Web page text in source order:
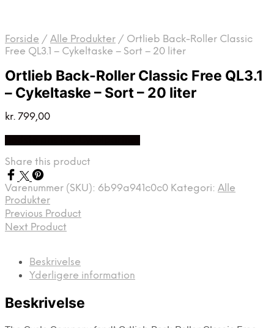
Forside / Alle Produkter / Ortlieb Back-Roller Classic
Free QL3.1 – Cykeltaske – Sort – 20 liter
Ortlieb Back-Roller Classic Free QL3.1
– Cykeltaske – Sort – 20 liter
kr. 799,00
Share this product
Varenummer (SKU): 6b99a941c0c0 Kategori: Alle
Produkter
Previous Product
Next Product
Beskrivelse
Yderligere information
Beskrivelse